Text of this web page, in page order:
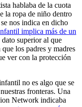
hablaba de la cuota
la ropa de niño dentro
nos indica en dicho
implica más de un
dato superior al que
los padres y madres
ver con la protección
no es algo que se
fronteras. Una
Network indicaba